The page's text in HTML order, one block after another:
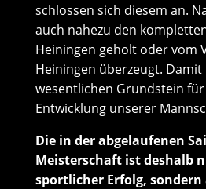
schlossen sich diesem an.
auch nahezu den
Heiningen geholt oder vom
Heiningen überzeugt. Damit
wesentlichen Grundstein
Entwicklung unserer
Die in der abgelaufenen
Meisterschaft ist deshalb
sportlicher Erfolg, sondern